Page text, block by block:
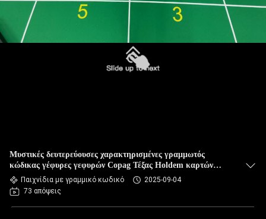
Μυστικές δευτερεύουσες χαρακτηρισμένες γραμμωτός
κώδικας γέφυρες γεφυρών Copag Τέξας Holdem καρτών
κώδικα χαρακτηρισμένες γραμμωτός κώδικας
Παιχνίδια με γραμμικό κωδικό
2025-09-04
73 απόψεις